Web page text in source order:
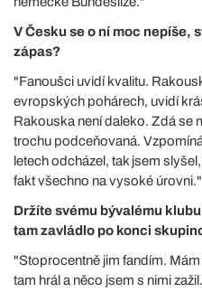
V Česku se o ní moc nepíše,
zápas?
"Fanoušci uvidí kvalitu.
evropských pohárech, uvidí
Rakouska není daleko. Zdá se
trochu podceňovaná.
letech odcházel, tak jsem
fakt všechno na vysoké úrovni."
Držíte svému bývalému
tam zavládlo po konci
"Stoprocentně jim fandím.
tam hrál a něco jsem s nimi